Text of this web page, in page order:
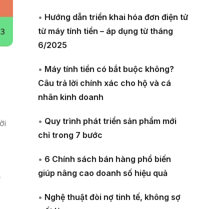
• Hướng dẫn triển khai hóa đơn điện tử
từ máy tính tiền – áp dụng từ tháng
6/2025
• Máy tính tiền có bắt buộc không?
Câu trả lời chính xác cho hộ và cá
nhân kinh doanh
• Quy trình phát triển sản phẩm mới
chỉ trong 7 bước
• 6 Chính sách bán hàng phổ biến
giúp nâng cao doanh số hiệu quả
• Nghệ thuật đòi nợ tinh tế, không sợ